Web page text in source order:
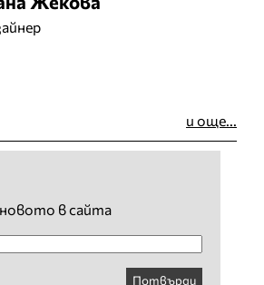
и още...
новото в сайта
Потвърди